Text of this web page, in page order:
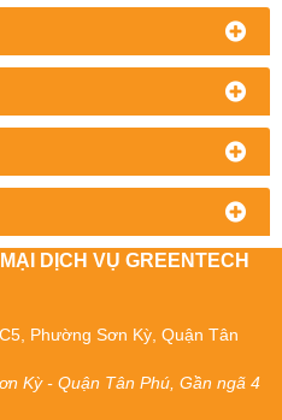
DỊCH VỤ GREENTECH
Phường Sơn Kỳ, Quận Tân
Kỳ - Quận Tân Phú, Gần ngã 4